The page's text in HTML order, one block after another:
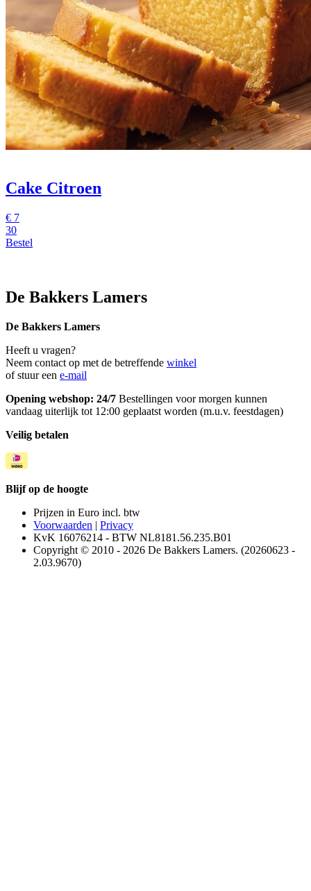
Cake Citroen
€ 7
30
Bestel
De Bakkers Lamers
De Bakkers Lamers
Heeft u vragen?
Neem contact op met de betreffende winkel
of stuur een e-mail
Opening webshop: 24/7 Bestellingen voor morgen kunnen
vandaag uiterlijk tot 12:00 geplaatst worden (m.u.v. feestdagen)
Veilig betalen
Blijf op de hoogte
Prijzen in Euro incl. btw
Voorwaarden | Privacy
KvK 16076214 - BTW NL8181.56.235.B01
Copyright © 2010 - 2026 De Bakkers Lamers. (20260623 -
2.03.9670)